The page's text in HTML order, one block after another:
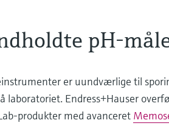
pH-
er uundværlige til
laboratoriet. Endress+Hauser
produkter med avanceret